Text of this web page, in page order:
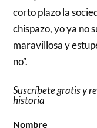
corto plazo la
chispazo, yo ya no
maravillosa y
no”.
Suscríbete gratis y
historia
Nombre